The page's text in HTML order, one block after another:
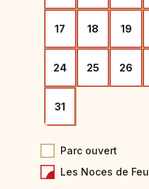
17 18 19
24 25 26
31
Parc ouvert
Les Noces de Feu